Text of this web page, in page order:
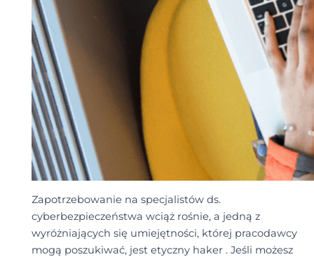
Zapotrzebowanie na specjalistów ds.
cyberbezpieczeństwa wciąż rośnie, a jedną z
wyróżniających się umiejętności, której pracodawcy
mogą poszukiwać, jest etyczny haker . Jeśli możesz